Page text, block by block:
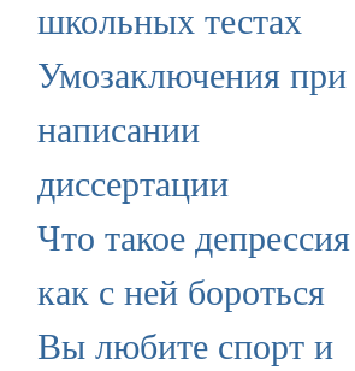
школьных тестах
Умозаключения при
написании
диссертации
Что такое
как с ней бороться
Вы любите спорт и